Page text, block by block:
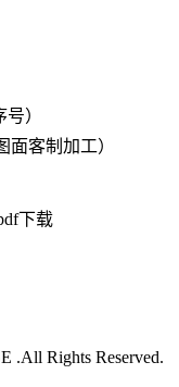
）
面客制加工）
下载
.All Rights Reserved.